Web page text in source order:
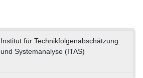
Institut für Technikfolgenabschätzung
und Systemanalyse (ITAS)